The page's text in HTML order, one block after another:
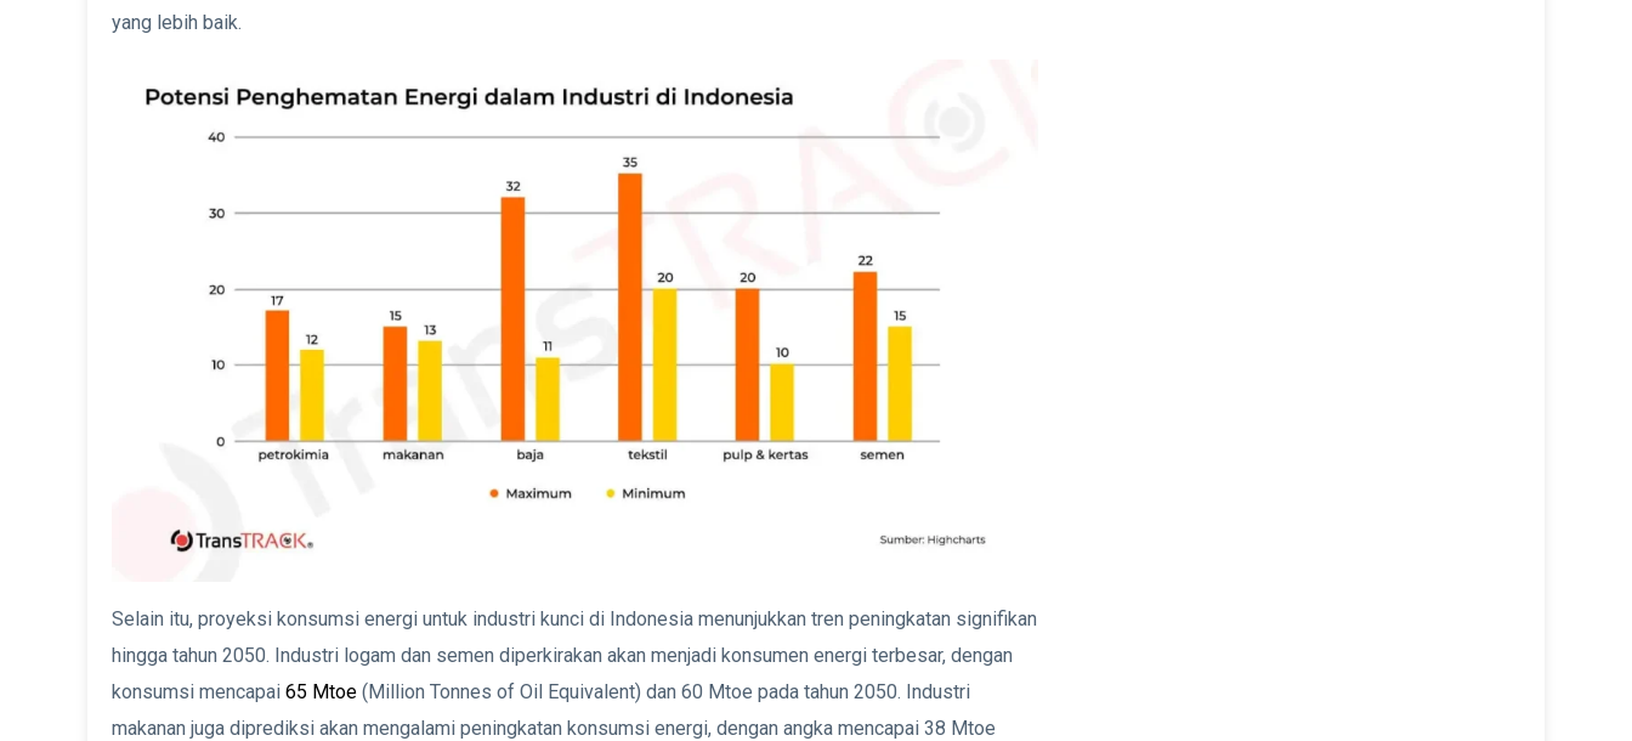
yang lebih baik.
Selain itu, proyeksi konsumsi energi untuk industri kunci di Indonesia menunjukkan tren peningkatan signifikan
hingga tahun 2050. Industri logam dan semen diperkirakan akan menjadi konsumen energi terbesar, dengan
konsumsi mencapai 65 Mtoe (Million Tonnes of Oil Equivalent) dan 60 Mtoe pada tahun 2050. Industri
makanan juga diprediksi akan mengalami peningkatan konsumsi energi, dengan angka mencapai 38 Mtoe